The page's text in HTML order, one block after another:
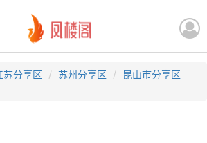
苏分享区 苏州分享区
昆山市分享区